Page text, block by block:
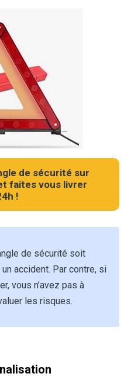
de sécurité sur
faites vous livrer
!
de sécurité soit
accident. Par contre, si
vous n’avez pas à
les risques.